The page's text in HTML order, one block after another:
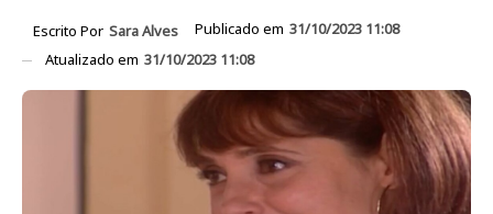
Escrito Por Sara Alves Publicado em 31/10/2023 11:08
Atualizado em 31/10/2023 11:08